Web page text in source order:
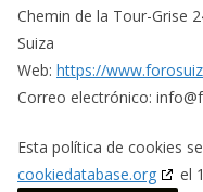
Chemin de la Tour-Grise
Suiza
Web: https://
Correo electrónico: info@
Esta política de cookies
cookiedatabase.org
el